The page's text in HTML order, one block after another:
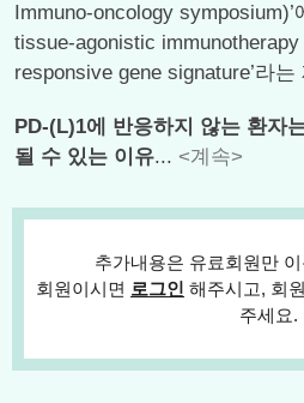
Immuno-oncology symposium)’
tissue-agonistic
responsive gene signature’라
PD-(L)1에 반응하지 않는 환자
될 수 있는 이유... <계속>
추가내용은 유료회원만
회원이시면 로그인 해주시고, 회
주세요.